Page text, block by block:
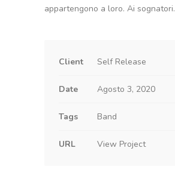
appartengono a loro. Ai sognatori.
Client Self Release
Date Agosto 3, 2020
Tags Band
URL View Project